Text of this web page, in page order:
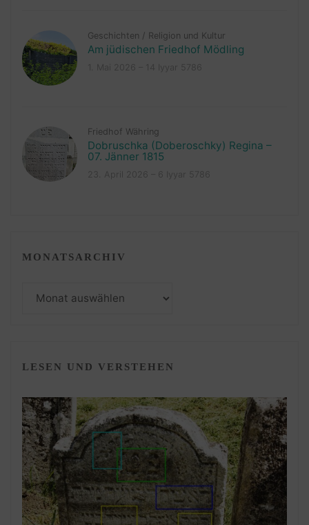
Geschichten / Religion und Kultur
Am jüdischen Friedhof Mödling
Friedhof Währing
Dobruschka (Doberoschky) Regina –
07. Jänner 1815
MONATSARCHIV
LESEN UND VERSTEHEN